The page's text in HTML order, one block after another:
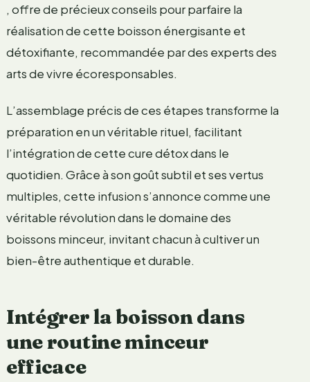
, offre de précieux conseils pour parfaire la
réalisation de cette boisson énergisante et
détoxifiante, recommandée par des experts des
arts de vivre écoresponsables.
L’assemblage précis de ces étapes transforme la
préparation en un véritable rituel, facilitant
l’intégration de cette cure détox dans le
quotidien. Grâce à son goût subtil et ses vertus
multiples, cette infusion s’annonce comme une
véritable révolution dans le domaine des
boissons minceur, invitant chacun à cultiver un
bien-être authentique et durable.
Intégrer la boisson dans
une routine minceur
efficace